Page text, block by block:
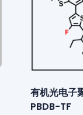
有机光电子
PBDB-TF